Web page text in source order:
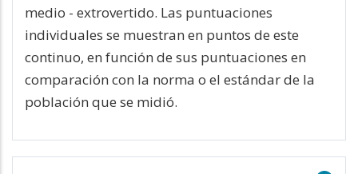
medio - extrovertido. Las puntuaciones
individuales se muestran en puntos de este
continuo, en función de sus puntuaciones en
comparación con la norma o el estándar de la
población que se midió.